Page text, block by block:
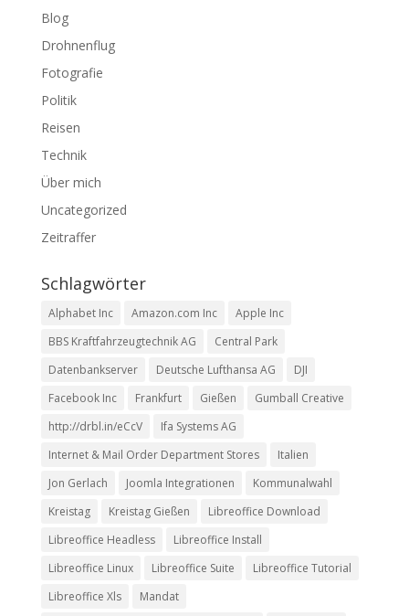
Blog
Drohnenflug
Fotografie
Politik
Reisen
Technik
Über mich
Uncategorized
Zeitraffer
Schlagwörter
Alphabet Inc Amazon.com Inc
Apple Inc
BBS Kraftfahrzeugtechnik AG
Central Park
Datenbankserver
Deutsche Lufthansa AG
DJI
Facebook Inc
Frankfurt Gießen
Gumball Creative
http://drbl.in/eCcV
Ifa Systems AG
Internet & Mail Order Department Stores
Italien
Jon Gerlach
Joomla Integrationen
Kommunalwahl
Kreistag
Kreistag Gießen
Libreoffice Download
Libreoffice Headless
Libreoffice Install
Libreoffice Linux
Libreoffice Suite
Libreoffice Tutorial
Libreoffice Xls
Mandat